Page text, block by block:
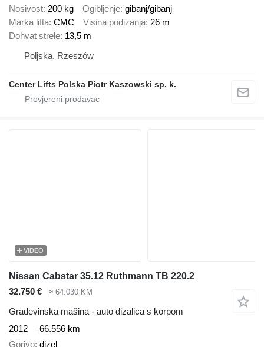
Nosivost 200 kg Ogibljenje gibanj/gibanj
Marka lifta CMC Visina podizanja 26 m
Dohvat strele 13,5 m
Poljska, Rzeszów
Center Lifts Polska Piotr Kaszowski sp. k.
VIDEO
Nissan Cabstar 35.12 Ruthmann TB 220.2
32.750 €
≈ 64.030 KM
Građevinska mašina - auto dizalica s korpom
2012
66.556 km
Gorivo dizel